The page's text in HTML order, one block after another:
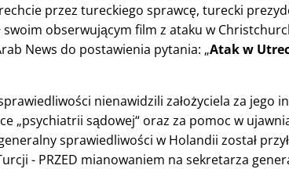
przez tureckiego sprawcę, turecki
obserwującym film z ataku w
News do postawienia pytania: Atak w
nienawidzili założyciela za jego
psychiatrii sądowej oraz za pomoc w
sprawiedliwości w Holandii został
- PRZED mianowaniem na sekretarza